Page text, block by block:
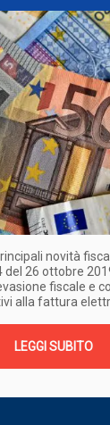
novità
del 26 ottobre
fiscale e
alla fattura
LEGGI SUBITO